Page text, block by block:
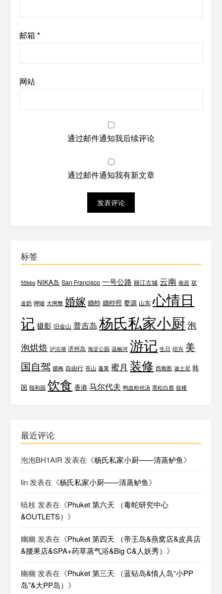
邮箱 *
网站
通过邮件通知我后续评论
通过邮件通知我有新文章
标签
55bbs NIKA岛 San Francisco 一号公路 丽江古城 云南 南昌 双
皮奶 呷哺 大闸蟹 婚嫁 婚纱 婚纱照 婺源 山东 心情日
记 摄影 旧金山 普吉岛 杨氏私家小厨 泡
泡烘焙 泸沽湖 济州岛 海淀公园 温榆河 游记 生日 绍兴 美
国自驾 腊梅 自由行 苍山 蓬莱 蜜月 装修 西雅图 迪士尼 韩
国 颐和园 饮食 香港 马尔代夫 鸭血粉丝汤 黑松白鹿 鼓楼
最近评论
泡泡BH1AIR 发表在《杨氏私家小厨——清蒸鲈鱼》
lin发表在《杨氏私家小厨——清蒸鲈鱼》
暁枝 发表在《Phuket 第六天 （毒蛇研究中心
&OUTLETS） 》
幽幽 发表在《Phuket 第四天 （帝王岛&燕窝店&皮具店
&腰果店&SPA+药草蒸气浴&Big C&人妖秀） 》
幽幽 发表在《Phuket 第三天 （蓝钻岛&情人岛“小PP
岛”&大PP岛） 》